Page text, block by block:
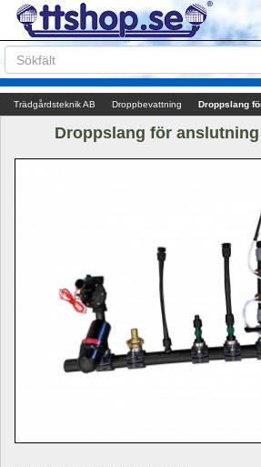
Trädgårdsteknik AB Droppbevattning Droppslang
Droppslang för